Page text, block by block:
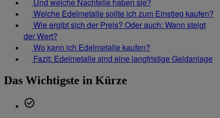
Und welche Nachteile haben sie?
Welche Edelmetalle sollte ich zum Einstieg kaufen?
Wie ergibt sich der Preis? Oder auch: Wann steigt
der Wert?
Wo kann ich Edelmetalle kaufen?
Fazit: Edelmetalle sind eine langfristige Geldanlage
Das Wichtigste in Kürze